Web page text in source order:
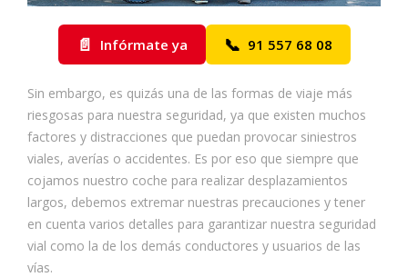
📄 Infórmate ya 📞 91 557 68 08
Sin embargo, es quizás una de las formas de viaje más
riesgosas para nuestra seguridad, ya que existen muchos
factores y distracciones que puedan provocar siniestros
viales, averías o accidentes. Es por eso que siempre que
cojamos nuestro coche para realizar desplazamientos
largos, debemos extremar nuestras precauciones y tener
en cuenta varios detalles para garantizar nuestra seguridad
vial como la de los demás conductores y usuarios de las
vías.